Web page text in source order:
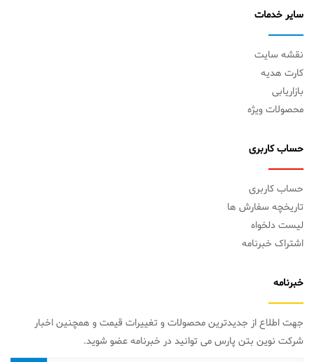
سایر خدمات
نقشه سایت
کارت هدیه
بازاریابی
محصولات ویژه
حساب کاربری
حساب کاربری
تاریخچه سفارش ها
لیست دلخواه
اشتراک خبرنامه
خبرنامه
جهت اطلاع از جدیدترین محصولات و تغییرات قیمت و همچنین اخبار
شرکت نوین بتن پارس می توانید در خبرنامه عضو شوید.